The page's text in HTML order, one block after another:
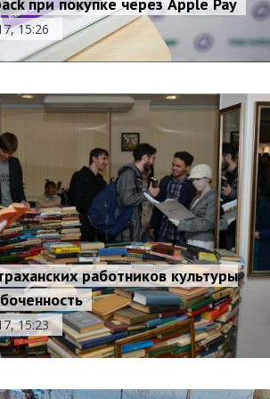
при покупке через Apple Pay
15:26
работников культуры
15:23